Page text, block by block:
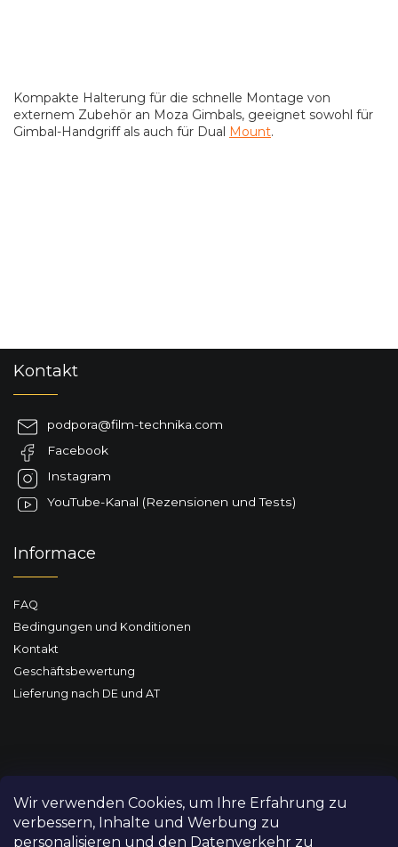
Wir verwenden Cookies, um Ihre Erfahrung zu
verbessern, Inhalte und Werbung zu
personalisieren und den Datenverkehr zu
Kompakte Halterung für die schnelle Montage von
externem Zubehör an Moza Gimbals, geeignet sowohl für
Gimbal-Handgriff als auch für Dual Mount.
Kontakt
podpora@film-technika.com
Facebook
Instagram
YouTube-Kanal (Rezensionen und Tests)
Informace
FAQ
Bedingungen und Konditionen
Kontakt
Geschäftsbewertung
Lieferung nach DE und AT